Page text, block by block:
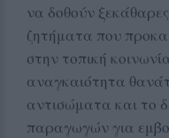
να δοθούν
ζητήματα που
στην τοπική
αναγκαιότητα
αντισώματα και το
παραγωγών για